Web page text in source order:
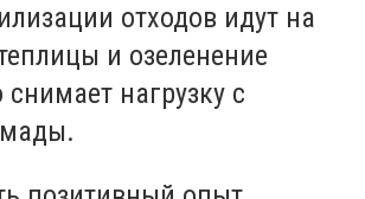
отходов идут на
и озеленение
снимает нагрузку с